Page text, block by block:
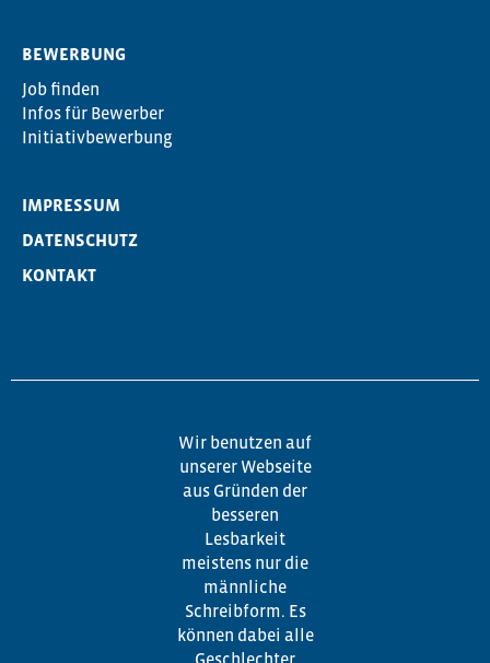
BEWERBUNG
Job finden
Infos für Bewerber
Initiativbewerbung
IMPRESSUM
DATENSCHUTZ
KONTAKT
Wir benutzen auf
unserer Webseite
aus Gründen der
besseren
Lesbarkeit
meistens nur die
männliche
Schreibform. Es
können dabei alle